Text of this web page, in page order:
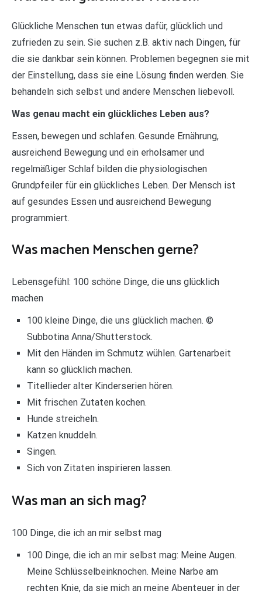
Glückliche Menschen tun etwas dafür, glücklich und
zufrieden zu sein. Sie suchen z.B. aktiv nach Dingen, für
die sie dankbar sein können. Problemen begegnen sie mit
der Einstellung, dass sie eine Lösung finden werden. Sie
behandeln sich selbst und andere Menschen liebevoll.
Was genau macht ein glückliches Leben aus?
Essen, bewegen und schlafen. Gesunde Ernährung,
ausreichend Bewegung und ein erholsamer und
regelmäßiger Schlaf bilden die physiologischen
Grundpfeiler für ein glückliches Leben. Der Mensch ist
auf gesundes Essen und ausreichend Bewegung
programmiert.
Was machen Menschen gerne?
Lebensgefühl: 100 schöne Dinge, die uns glücklich
machen
100 kleine Dinge, die uns glücklich machen. ©
Subbotina Anna/Shutterstock.
Mit den Händen im Schmutz wühlen. Gartenarbeit
kann so glücklich machen.
Titellieder alter Kinderserien hören.
Mit frischen Zutaten kochen.
Hunde streicheln.
Katzen knuddeln.
Singen.
Sich von Zitaten inspirieren lassen.
Was man an sich mag?
100 Dinge, die ich an mir selbst mag
100 Dinge, die ich an mir selbst mag: Meine Augen.
Meine Schlüsselbeinknochen. Meine Narbe am
rechten Knie, da sie mich an meine Abenteuer in der